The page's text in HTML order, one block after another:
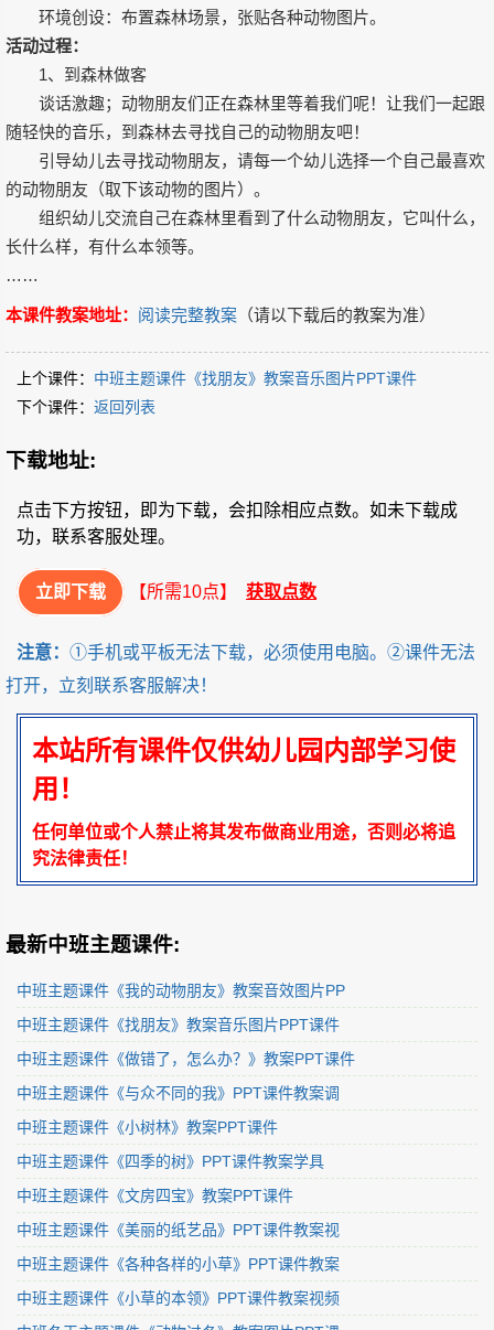
环境创设：布置森林场景，张贴各种动物图片。
活动过程：
1、到森林做客
谈话激趣；动物朋友们正在森林里等着我们呢！让我们一起跟
随轻快的音乐，到森林去寻找自己的动物朋友吧！
引导幼儿去寻找动物朋友，请每一个幼儿选择一个自己最喜欢
的动物朋友（取下该动物的图片）。
组织幼儿交流自己在森林里看到了什么动物朋友，它叫什么，
长什么样，有什么本领等。
……
本课件教案地址： 阅读完整教案 （请以下载后的教案为准）
上个课件： 中班主题课件《找朋友》教案音乐图片PPT课件
下个课件： 返回列表
下载地址:
点击下方按钮，即为下载，会扣除相应点数。如未下载成
功，联系客服处理。
立即下载 【所需10点】 获取点数
注意： ①手机或平板无法下载，必须使用电脑。②课件无法
打开，立刻联系客服解决！
本站所有课件仅供幼儿园内部学习使
用！
任何单位或个人禁止将其发布做商业用途，否则必将追
究法律责任！
最新中班主题课件:
中班主题课件《我的动物朋友》教案音效图片PP
中班主题课件《找朋友》教案音乐图片PPT课件
中班主题课件《做错了，怎么办？》教案PPT课件
中班主题课件《与众不同的我》PPT课件教案调
中班主题课件《小树林》教案PPT课件
中班主题课件《四季的树》PPT课件教案学具
中班主题课件《文房四宝》教案PPT课件
中班主题课件《美丽的纸艺品》PPT课件教案视
中班主题课件《各种各样的小草》PPT课件教案
中班主题课件《小草的本领》PPT课件教案视频